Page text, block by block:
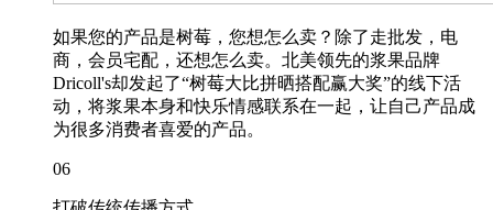
如果您的产品是树莓，您想怎么卖？除了走批发，电
商，会员宅配，还想怎么卖。北美领先的浆果品牌
Dricoll's却发起了“树莓大比拼晒搭配赢大奖”的线下活
动，将浆果本身和快乐情感联系在一起，让自己产品成
为很多消费者喜爱的产品。
06